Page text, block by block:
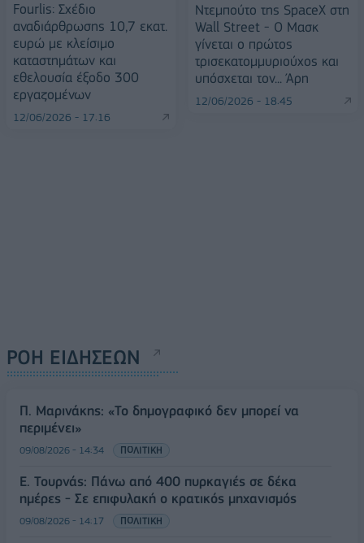
Fourlis: Σχέδιο
αναδιάρθρωσης 10,7 εκατ.
ευρώ με κλείσιμο
καταστημάτων και
εθελουσία έξοδο 300
εργαζομένων
12/06/2026 - 17:16
Ντεμπούτο της SpaceX στη
Wall Street - Ο Μασκ
γίνεται ο πρώτος
τρισεκατομμυριούχος και
υπόσχεται τον... Άρη
12/06/2026 - 18:45
ΡΟΗ ΕΙΔΗΣΕΩΝ
Π. Μαρινάκης: «Το δημογραφικό δεν μπορεί να
περιμένει»
09/08/2026 - 14:34 ΠΟΛΙΤΙΚΗ
Ε. Τουρνάς: Πάνω από 400 πυρκαγιές σε δέκα
ημέρες - Σε επιφυλακή ο κρατικός μηχανισμός
09/08/2026 - 14:17 ΠΟΛΙΤΙΚΗ